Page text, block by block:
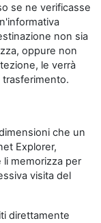
se ne verificasse
non sia
oppure non
le verrà
che un
Explorer,
li memorizza per
visita del
direttamente